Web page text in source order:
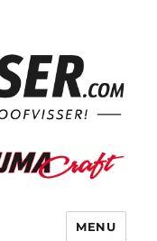
MENU